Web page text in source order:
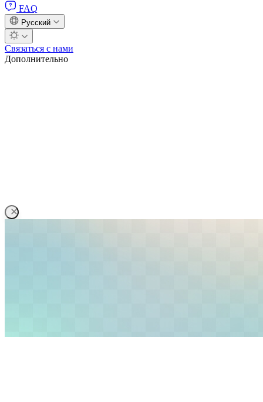
FAQ
Русский
Связаться с нами
Дополнительно